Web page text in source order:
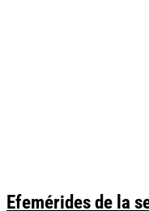
Efemérides de la